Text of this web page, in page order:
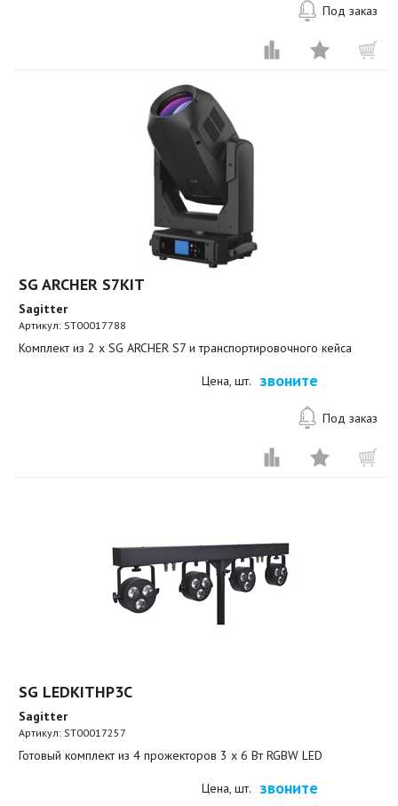
Под заказ
SG ARCHER S7KIT
Sagitter
Артикул: ST00017788
Комплект из 2 x SG ARCHER S7 и транспортировочного кейса
Цена, шт. звоните
Под заказ
SG LEDKITHP3C
Sagitter
Артикул: ST00017257
Готовый комплект из 4 прожекторов 3 x 6 Вт RGBW LED
Цена, шт. звоните